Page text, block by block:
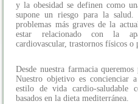
y la obesidad se definen como
supone un riesgo para la
problemas más graves de la
estar relacionado con la
cardiovascular, trastornos físicos o
Desde nuestra farmacia
Nuestro objetivo es concienciar
estilo de vida cardio-saludable
basados en la dieta mediterránea.